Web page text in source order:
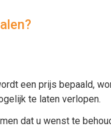
een prijs bepaald,
te laten verlopen.
dat u wenst te